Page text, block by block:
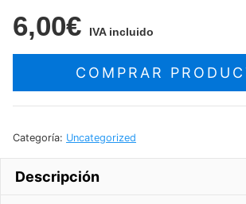
6,00€ IVA incluido
COMPRAR
Categoría: Uncategorized
Descripción